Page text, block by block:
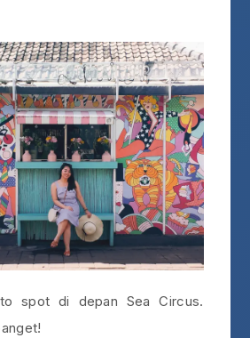
spot di depan Sea Circus.